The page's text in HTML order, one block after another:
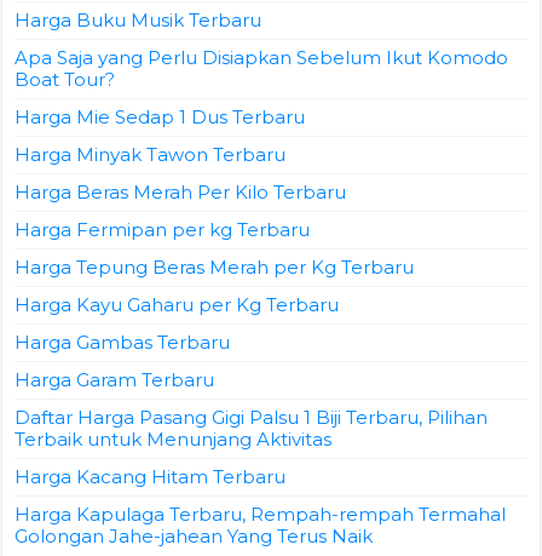
Harga Buku Musik Terbaru
Apa Saja yang Perlu Disiapkan Sebelum Ikut Komodo
Boat Tour?
Harga Mie Sedap 1 Dus Terbaru
Harga Minyak Tawon Terbaru
Harga Beras Merah Per Kilo Terbaru
Harga Fermipan per kg Terbaru
Harga Tepung Beras Merah per Kg Terbaru
Harga Kayu Gaharu per Kg Terbaru
Harga Gambas Terbaru
Harga Garam Terbaru
Daftar Harga Pasang Gigi Palsu 1 Biji Terbaru, Pilihan
Terbaik untuk Menunjang Aktivitas
Harga Kacang Hitam Terbaru
Harga Kapulaga Terbaru, Rempah-rempah Termahal
Golongan Jahe-jahean Yang Terus Naik